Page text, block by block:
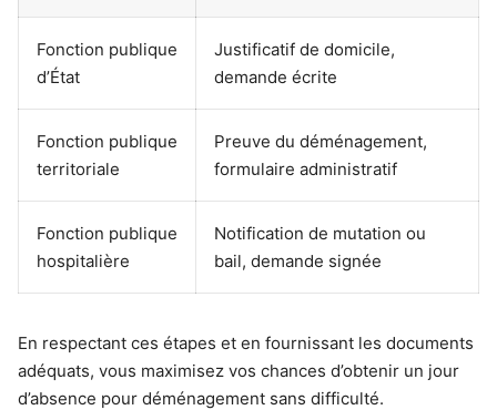
Fonction publique
d’État
Justificatif de domicile,
demande écrite
Fonction publique
territoriale
Preuve du déménagement,
formulaire administratif
Fonction publique
hospitalière
Notification de mutation ou
bail, demande signée
En respectant ces étapes et en fournissant les documents
adéquats, vous maximisez vos chances d’obtenir un jour
d’absence pour déménagement sans difficulté.